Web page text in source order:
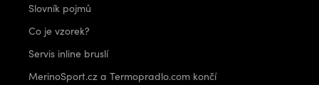
Slovník pojmů
Co je vzorek?
Servis inline bruslí
MerinoSport.cz a Termopradlo.com končí